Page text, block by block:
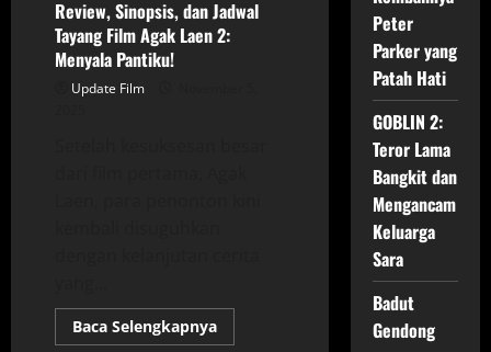
Review, Sinopsis, dan Jadwal
Tayang Film Agak Laen 2:
Menyala Pantiku!
Update Film
Baca SelengkapnyaRead
more
Peter
Parker yang
Patah Hati
GOBLIN 2:
Teror Lama
Bangkit dan
Mengancam
Keluarga
Sara
Badut
Gendong